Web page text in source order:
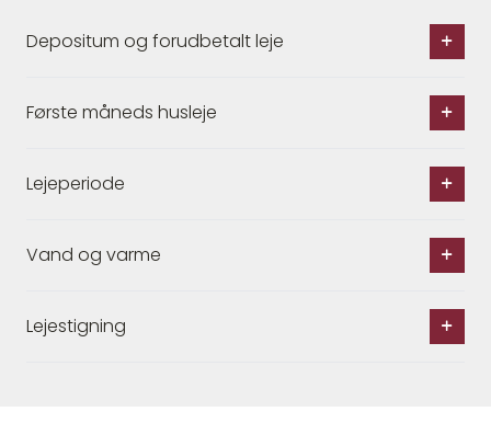
Depositum og forudbetalt leje
Første måneds husleje
Lejeperiode
Vand og varme
Lejestigning